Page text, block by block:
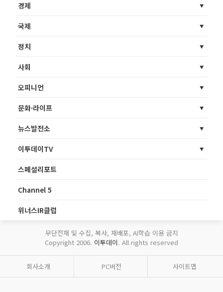
경제
국제
정치
사회
오피니언
문화·라이프
뉴스발전소
이투데이TV
스페셜리포트
Channel 5
위너스IR클럽
무단전재 및 수집, 복사, 재배포, AI학습 이용 금지
Copyright 2006. 이투데이. All rights reserved
회사소개 PC버전 사이트맵